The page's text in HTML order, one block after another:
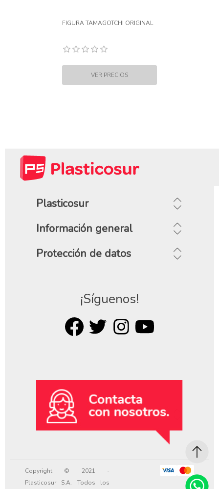
FIGURA TAMAGOTCHI ORIGINAL
Plasticosur
Información general
Protección de datos
¡Síguenos!
Copyright © 2021 -
Plasticosur S.A. Todos los